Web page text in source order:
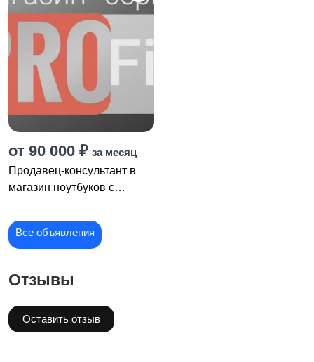
от 90 000 ₽ за месяц
Продавец-консультант в
магазин ноутбуков с
Все объявления
Отзывы
Оставить отзыв